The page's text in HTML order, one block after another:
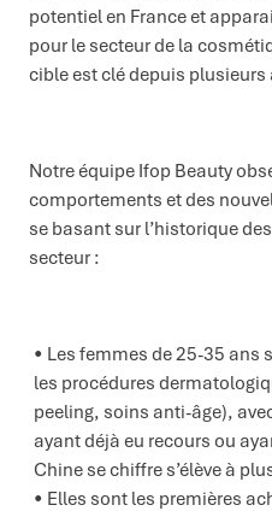
potentiel en France et
pour le secteur de la
cible est clé depuis plusieurs
Notre équipe Ifop Beauty
comportements et des
se basant sur l’historique
secteur :
Les femmes de 25-35 ans
les procédures
peeling, soins anti-âge),
ayant déjà eu recours ou
Chine se chiffre s’élève à
Elles sont les premières